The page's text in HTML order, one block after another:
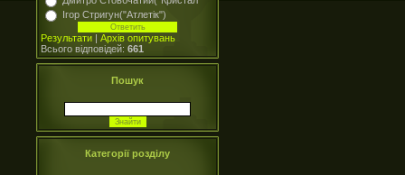
Ігор Стригун("Атлетік")
Результати | Архів опитувань
Всього відповідей: 661
Пошук
Категорії розділу